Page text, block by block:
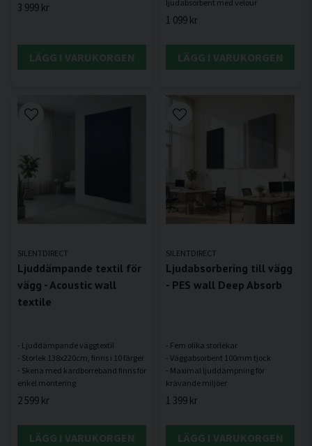
3 999 kr
LÄGG I VARUKORGEN
1 099 kr
LÄGG I VARUKORGEN
SILENTDIRECT
Ljuddämpande textil för
vägg - Acoustic wall
textile
- Ljuddämpande väggtextil
- Storlek 138x220cm, finns i 10 färger
- Skena med kardborreband finns för
2 599 kr
LÄGG I VARUKORGEN
SILENTDIRECT
Ljudabsorbering till vägg
- PES wall Deep Absorb
- Fem olika storlekar
- Väggabsorbent 100mm tjock
- Maximal ljuddämpning för
1 399 kr
LÄGG I VARUKORGEN